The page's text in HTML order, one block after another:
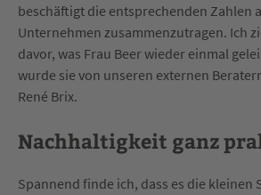
beschäftigt die entsprechenden Zahlen
Unternehmen zusammenzutragen. Ich
davor, was Frau Beer wieder einmal
wurde sie von unseren externen
René Brix.
Nachhaltigkeit ganz
Spannend finde ich, dass es die kleinen